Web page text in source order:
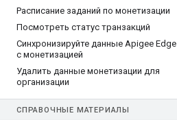
Расписание заданий по монетизации
Посмотреть статус транзакций
Синхронизируйте данные Apigee Edge
с монетизацией
Удалить данные монетизации для
организации
СПРАВОЧНЫЕ МАТЕРИАЛЫ